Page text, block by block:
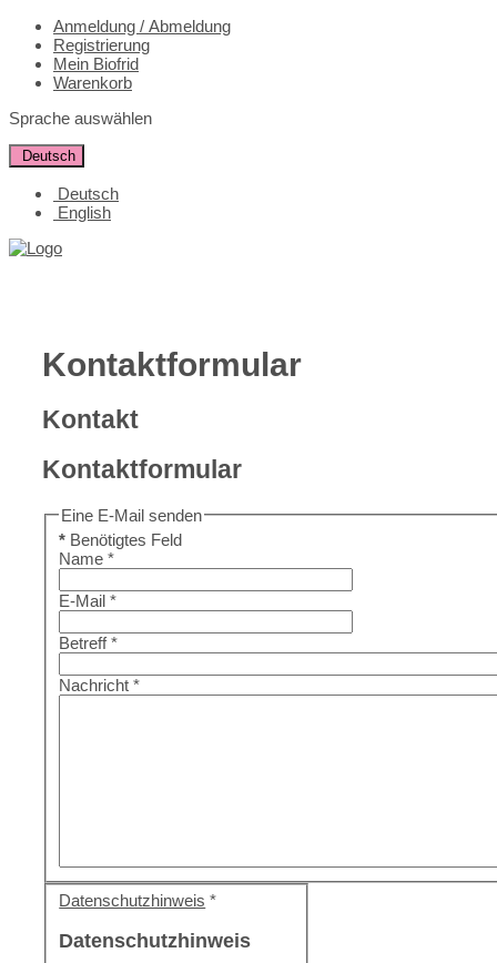
Anmeldung / Abmeldung
Registrierung
Mein Biofrid
Warenkorb
Sprache auswählen
Deutsch
Deutsch
English
Kontaktformular
Kontakt
Kontaktformular
Eine E-Mail senden
* Benötigtes Feld
Name *
E-Mail *
Betreff*
Nachricht *
Datenschutzhinweis *
Datenschutzhinweis